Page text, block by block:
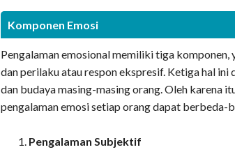
Komponen Emosi
Pengalaman emosional memiliki tiga
dan perilaku atau respon ekspresif. Ketiga hal ini
dan budaya masing-masing orang. Oleh karena
pengalaman emosi setiap orang dapat berbeda-
Pengalaman Subjektif